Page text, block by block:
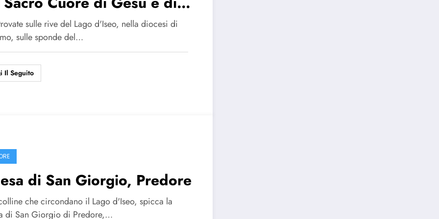
Giovanni Battista
sulle rive del Lago d'Iseo, nella diocesi di
sulle sponde del…
Il Seguito
di San Giorgio, Predore
che circondano il Lago d'Iseo, spicca la
di San Giorgio di Predore,…